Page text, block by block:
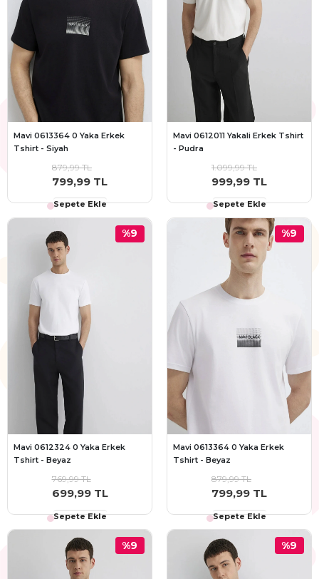
Mavi 0613364 0 Yaka Erkek
Tshirt - Siyah
879,99 TL
799,99 TL
Sepete Ekle
Mavi 0612011 Yakali Erkek Tshirt
- Pudra
1.099,99 TL
999,99 TL
Sepete Ekle
%9
Mavi 0612324 0 Yaka Erkek
Tshirt - Beyaz
769,99 TL
699,99 TL
Sepete Ekle
%9
Mavi 0613364 0 Yaka Erkek
Tshirt - Beyaz
879,99 TL
799,99 TL
Sepete Ekle
%9 %9